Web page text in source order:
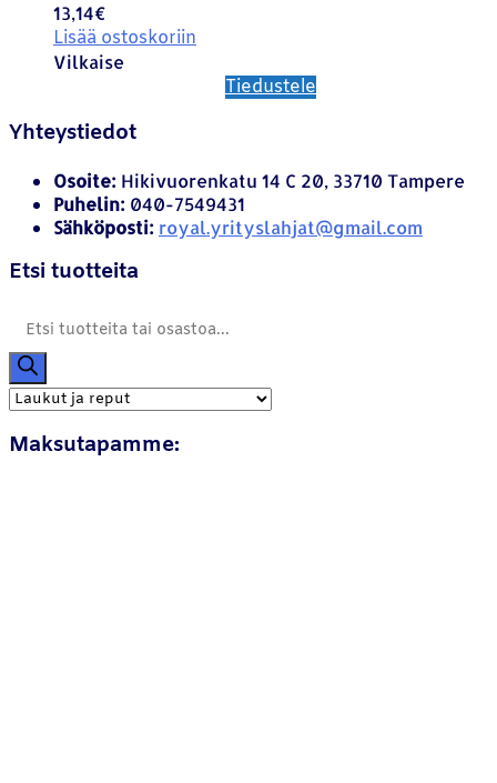
13,14€
Lisää ostoskoriin
Vilkaise
Tiedustele
Yhteystiedot
Osoite: Hikivuorenkatu 14 C 20, 33710 Tampere
Puhelin: 040-7549431
Sähköposti: royal.yrityslahjat@gmail.com
Etsi tuotteita
Products
search
Maksutapamme: